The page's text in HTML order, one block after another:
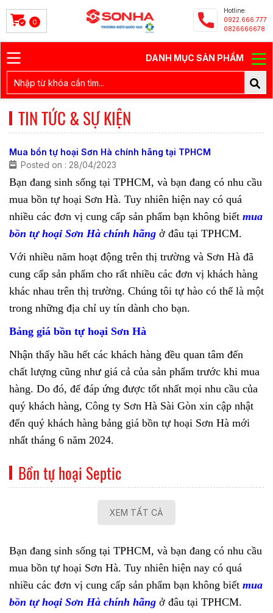
0
Hotline:
0922.666.777
0826666678
DANH MỤC SẢN PHẨM
TIN TỨC & SỰ KIỆN
Mua bồn tự hoại Sơn Hà chính hãng tại TPHCM
Posted on : 28/04/2023
Bạn đang sinh sống tại TPHCM, và bạn đang có nhu cầu
mua bồn tự hoại Sơn Hà. Tuy nhiên hiện nay có quá
nhiều các đơn vị cung cấp sản phẩm bạn không biết mua
bồn tự hoại Sơn Hà chính hãng ở đâu tại TPHCM.
Với nhiều năm hoạt động trên thị trường và Sơn Hà đã
cung cấp sản phẩm cho rất nhiều các đơn vị khách hàng
khác nhau trên thị trường. Chúng tôi tự hào có thể là một
trong những địa chỉ uy tín dành cho bạn.
Bảng giá bồn tự hoại Sơn Hà
Nhận thấy hầu hết các khách hàng đều quan tâm đến
chất lượng cũng như giá cả của sản phẩm trước khi mua
hàng. Do đó, để đáp ứng được tốt nhất mọi nhu cầu của
quý khách hàng, Công ty Sơn Hà Sài Gòn xin cập nhật
đến quý khách hàng bảng giá bồn tự hoại Sơn Hà mới
nhất tháng 6 năm 2024.
Bồn tự hoại Septic
XEM TẤT CẢ
Bạn đang sinh sống tại TPHCM, và bạn đang có nhu cầu
mua bồn tự hoại Sơn Hà. Tuy nhiên hiện nay có quá
nhiều các đơn vị cung cấp sản phẩm bạn không biết mua
bồn tự hoại Sơn Hà chính hãng ở đâu tại TPHCM.